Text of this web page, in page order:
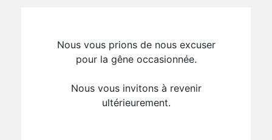
Nous vous prions de nous excuser
pour la gêne occasionnée.
Nous vous invitons à revenir
ultérieurement.